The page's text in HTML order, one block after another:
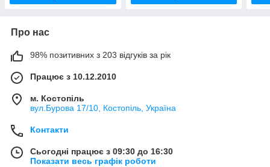
Про нас
98% позитивних з 203 відгуків за рік
Працює з 10.12.2010
м. Костопіль
вул.Бурова 17/10, Костопіль, Україна
Контакти
Сьогодні працює з 09:30 до 16:30
Показати весь графік роботи